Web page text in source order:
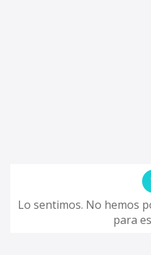
Lo sentimos. No hemos
para